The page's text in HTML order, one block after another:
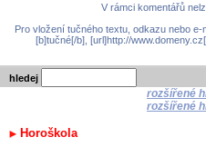
V rámci komentářů
Pro vložení tučného textu, odkazu nebo
[b]tučné[/b], [url]http://
hledej
rozšířené
rozšířené
Horoškola